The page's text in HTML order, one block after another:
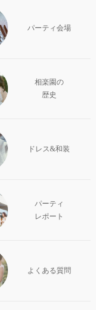
パーティ会場
相楽園の
歴史
ドレス&和装
パーティ
レポート
よくある質問